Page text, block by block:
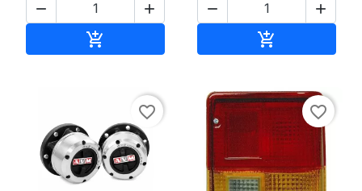
 

 

favorite_border favorite_border